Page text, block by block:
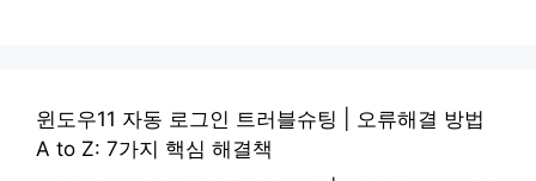
윈도우11 자동 로그인 트러블슈팅 | 오류해결 방법
A to Z: 7가지 핵심 해결책